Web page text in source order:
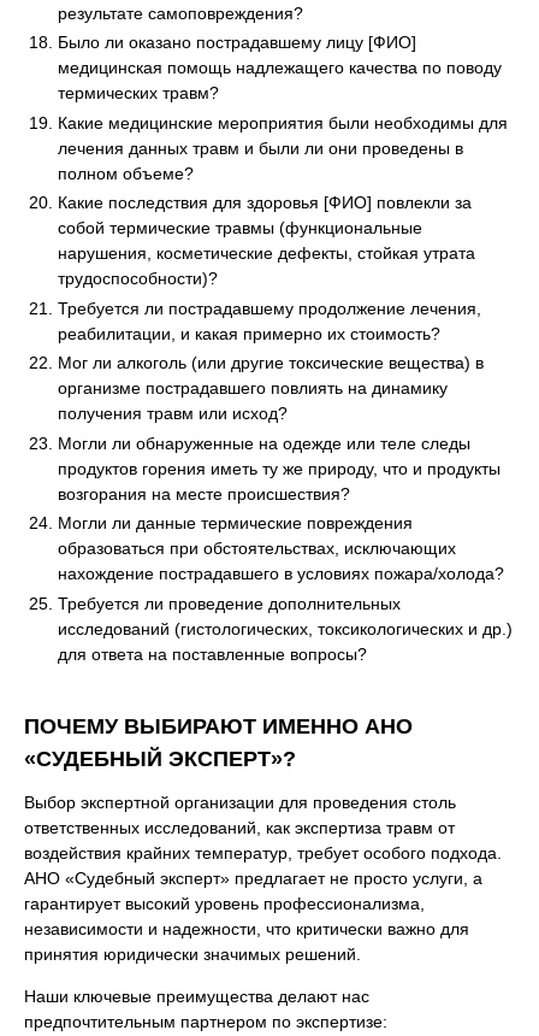
результате самоповреждения?
Было ли оказано пострадавшему лицу [ФИО]
медицинская помощь надлежащего качества по поводу
термических травм?
Какие медицинские мероприятия были необходимы для
лечения данных травм и были ли они проведены в
полном объеме?
Какие последствия для здоровья [ФИО] повлекли за
собой термические травмы (функциональные
нарушения, косметические дефекты, стойкая утрата
трудоспособности)?
Требуется ли пострадавшему продолжение лечения,
реабилитации, и какая примерно их стоимость?
Мог ли алкоголь (или другие токсические вещества) в
организме пострадавшего повлиять на динамику
получения травм или исход?
Могли ли обнаруженные на одежде или теле следы
продуктов горения иметь ту же природу, что и продукты
возгорания на месте происшествия?
Могли ли данные термические повреждения
образоваться при обстоятельствах, исключающих
нахождение пострадавшего в условиях пожара/холода?
Требуется ли проведение дополнительных
исследований (гистологических, токсикологических и др.)
для ответа на поставленные вопросы?
ПОЧЕМУ ВЫБИРАЮТ ИМЕННО АНО
«СУДЕБНЫЙ ЭКСПЕРТ»?
Выбор экспертной организации для проведения столь
ответственных исследований, как экспертиза травм от
воздействия крайних температур, требует особого подхода.
АНО «Судебный эксперт» предлагает не просто услуги, а
гарантирует высокий уровень профессионализма,
независимости и надежности, что критически важно для
принятия юридически значимых решений.
Наши ключевые преимущества делают нас
предпочтительным партнером по экспертизе: